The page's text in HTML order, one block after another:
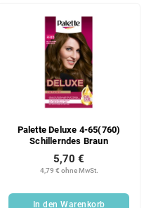
Palette Deluxe 4-65(760)
Schillerndes Braun
4,79 € ohne MwSt.
5,70 €
In den Warenkorb